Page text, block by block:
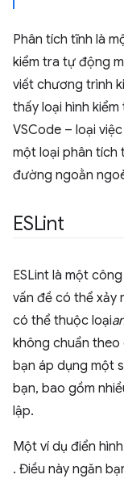
Phân tích tĩnh là
kiểm tra tự động
viết chương trình
thấy loại hình
VSCode – loại
một loại phân tích
đường ngoằn
ESLint
ESLint là một
vấn đề có thể xảy
có thể thuộc loại
không chuẩn theo
bạn áp dụng một
bạn, bao gồm
lập.
Một ví dụ điển
. Điều này ngăn